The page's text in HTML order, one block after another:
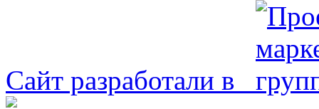
Сайт разработали в